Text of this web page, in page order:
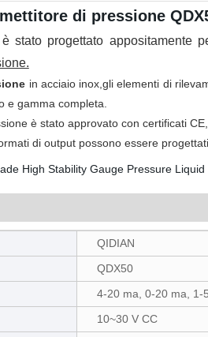
di pressione
stato progettato appositamente
in acciaio inox,gli elementi di
gamma completa.
è stato approvato con certificati
di output possono essere
QIDIAN
QDX50
4-20 ma, 0-20 ma, 1-
10~30 V CC